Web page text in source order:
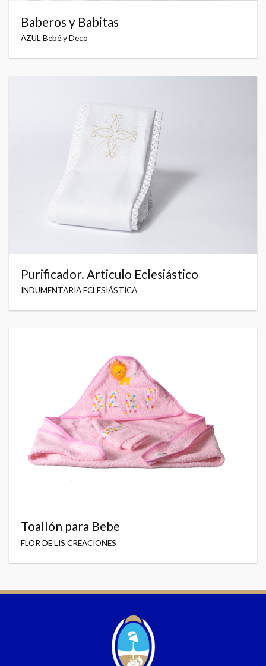
Baberos y Babitas
AZUL Bebé y Deco
Purificador. Articulo Eclesiástico
INDUMENTARIA ECLESIÁSTICA
Toallón para Bebe
FLOR DE LIS CREACIONES